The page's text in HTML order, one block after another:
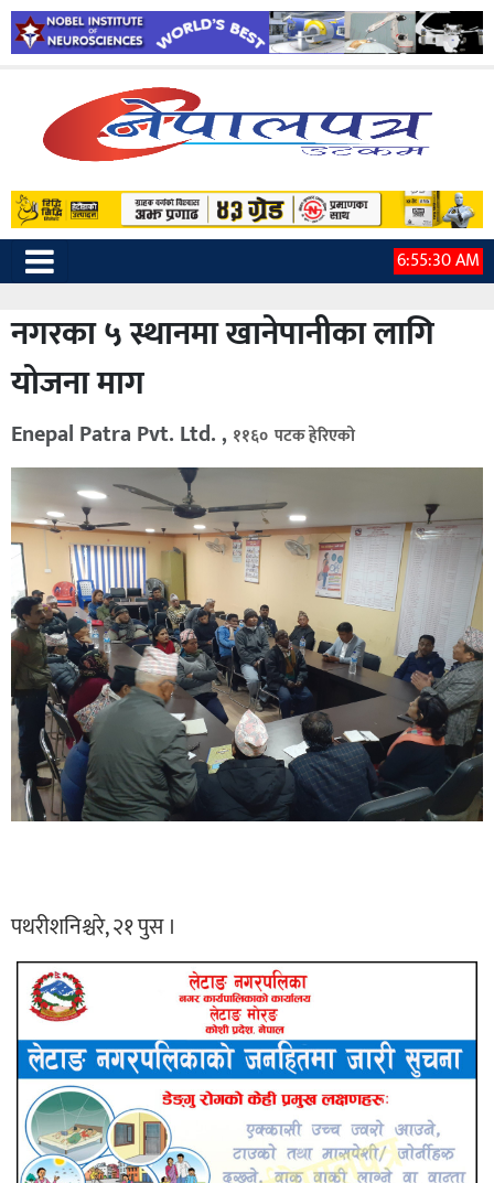
6:55:31 AM
नगरका ५ स्थानमा खानेपानीका लागि
योजना माग
Enepal Patra Pvt. Ltd. , ११६० पटक हेरिएको
पथरीशनिश्चरे, २१ पुस ।